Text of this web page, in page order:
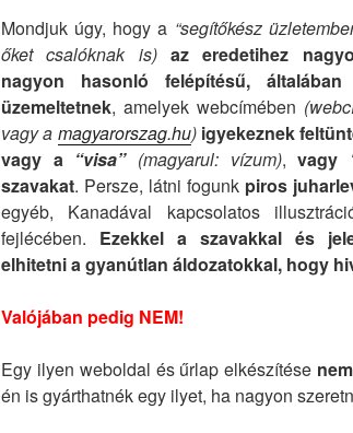
Mondjuk úgy, hogy a “segítőkész
őket csalóknak is) az eredetihez
nagyon hasonló felépítésű,
üzemeltetnek, amelyek webcímében
vagy a magyarorszag.hu) igyekeznek
vagy a “visa” (magyarul: vízum),vagy
szavakat. Persze, látni fogunk piros
egyéb, Kanadával kapcsolatos
fejlécében. Ezekkel a szavakkal és
elhitetni a gyanútlan áldozatokkal, hogy
Valójában pedig NEM!
Egy ilyen weboldal és űrlap elkészítése
én is gyárthatnék egy ilyet, ha nagyon